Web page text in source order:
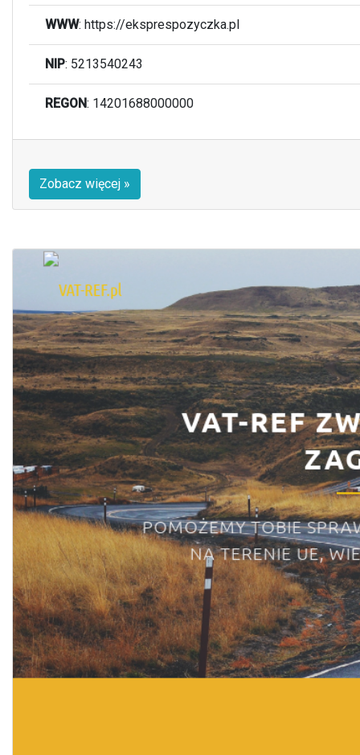
WWW: https://eksprespozyczka.pl
NIP: 5213540243
REGON: 14201688000000
Zobacz więcej »